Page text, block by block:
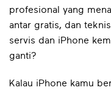
profesional yang
antar gratis, dan
servis dan iPhone
ganti?
Kalau iPhone kamu